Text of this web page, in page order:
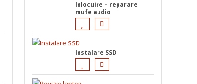
Inlocuire – reparare
mufe audio
Instalare SSD